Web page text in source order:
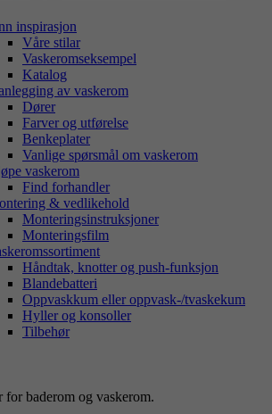
inspirasjon
Våre stilar
Vaskeromseksempel
Katalog
av vaskerom
Dører
Farver og utførelse
Benkeplater
Vanlige spørsmål om vaskerom
vaskerom
Find forhandler
& vedlikehold
Monteringsinstruksjoner
Monteringsfilm
Håndtak, knotter og push-funksjon
Blandebatteri
Oppvaskkum eller oppvask-/tvaskekum
Hyller og konsoller
Tilbehør
for baderom og vaskerom.